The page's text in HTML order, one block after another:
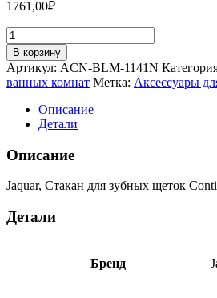
1761,00₽
Количество
товара
Jaquar,
Стакан
для
зубных
щеток
Continental,
Черный
матовый
BLM-
В корзину
Артикул: ACN-BLM-1141N
ванных комнат Метка: Аксессуары
Описание
Детали
Описание
Jaquar, Стакан для зубных щеток
Детали
Бренд